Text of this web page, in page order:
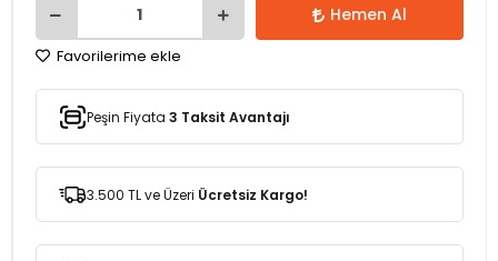
Hemen Al
Favorilerime ekle
Peşin Fiyata 3 Taksit Avantajı
3.500 TL ve Üzeri Ücretsiz Kargo!